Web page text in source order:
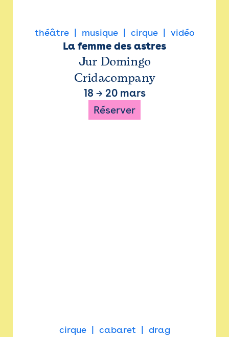
théâtre musique cirque vidéo
La femme des astres
Jur Domingo
Cridacompany
18 → 20 mars
Réserver
cirque cabaret drag